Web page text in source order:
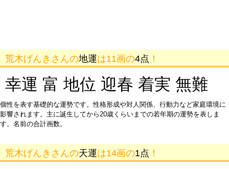
荒木げんきさんの地運は11画の4点 ！
幸運 富 地位 迎春 着実 無難
個性を表す基礎的な運勢です。性格形成や対人関係、行動力など家庭環境に
影響されます。主に誕生してから20歳くらいまでの若年期の運勢を表しま
す。名前の合計画数。
荒木げんきさんの天運は14画の1点 ！